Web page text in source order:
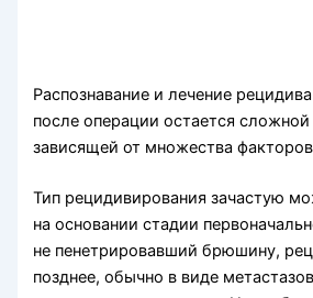
Распознавание и лечение
после операции остается сложной
зависящей от множества
Тип рецидивирования зачастую
на основании стадии
не пенетрировавший брюшину,
позднее, обычно в виде